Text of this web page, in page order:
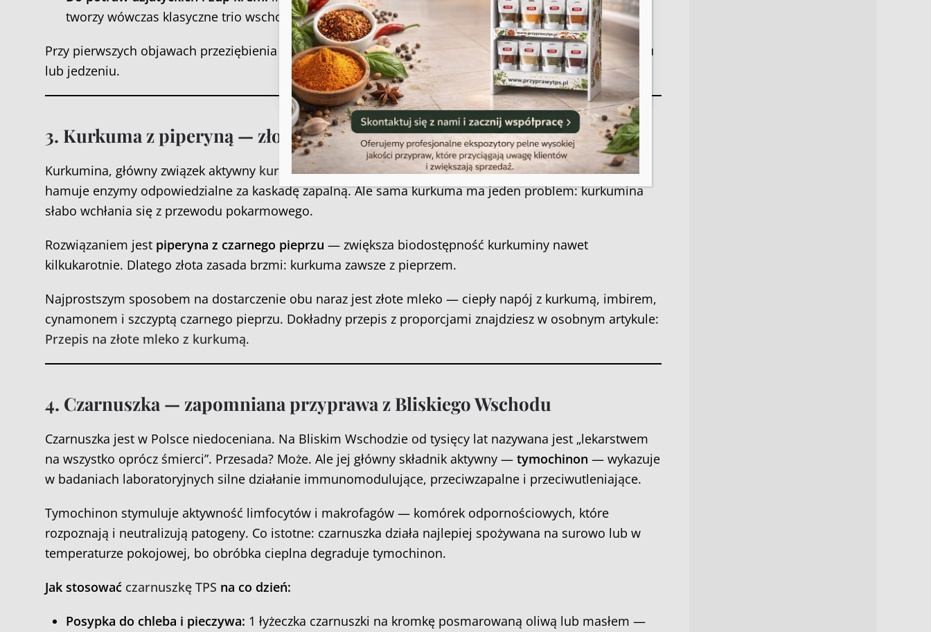
wycofanie zgody może niekorzystnie wpłynąć na niektóre cechy i funkcje.
Akceptuję Zobacz preferencje
Polityka plików cookies Regulamin sklepu
tworzy wówczas klasyczne trio wschodniej kuchni, które jednocześnie wspiera odporność.
Przy pierwszych objawach przeziębienia warto zwiększyć dawkę do ½ łyżeczki 2–3 razy dziennie w napoju
lub jedzeniu.
3. Kurkuma z piperyną — złote duo dla układu immunologicznego
Kurkumina, główny związek aktywny kurkumy TPS, działa przeciwzapalnie na poziomie komórkowym —
hamuje enzymy odpowiedzialne za kaskadę zapalną. Ale sama kurkuma ma jeden problem: kurkumina
słabo wchłania się z przewodu pokarmowego.
Rozwiązaniem jest piperyna z czarnego pieprzu — zwiększa biodostępność kurkuminy nawet
kilkukarotnie. Dlatego złota zasada brzmi: kurkuma zawsze z pieprzem.
Najprostszym sposobem na dostarczenie obu naraz jest złote mleko — ciepły napój z kurkumą, imbirem,
cynamonem i szczyptą czarnego pieprzu. Dokładny przepis z proporcjami znajdziesz w osobnym artykule:
Przepis na złote mleko z kurkumą.
4. Czarnuszka — zapomniana przyprawa z Bliskiego Wschodu
Czarnuszka jest w Polsce niedoceniana. Na Bliskim Wschodzie od tysięcy lat nazywana jest „lekarstwem
na wszystko oprócz śmierci”. Przesada? Może. Ale jej główny składnik aktywny — tymochinon — wykazuje
w badaniach laboratoryjnych silne działanie immunomodulujące, przeciwzapalne i przeciwutleniające.
Tymochinon stymuluje aktywność limfocytów i makrofagów — komórek odpornościowych, które
rozpoznają i neutralizują patogeny. Co istotne: czarnuszka działa najlepiej spożywana na surowo lub w
temperaturze pokojowej, bo obróbka cieplna degraduje tymochinon.
Jak stosować czarnuszkę TPS na co dzień:
Posypka do chleba i pieczywa: 1 łyżeczka czarnuszki na kromkę posmarowaną oliwą lub masłem —